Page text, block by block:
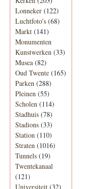
Lonneker (122)
Luchtfoto's (68)
Markt (141)
Monumenten
Kunstwerken (33)
Musea (82)
Oud Twente (165)
Parken (288)
Pleinen (55)
Scholen (114)
Stadhuis (78)
Stadions (33)
Station (110)
Straten (1016)
Tunnels (19)
Twentekanaal
(121)
Universiteit (32)